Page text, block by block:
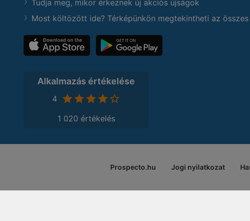
Tudja meg, mikor érkeznek új akciós újságok
Most költözött ide? Térképünkön megtekintheti az
Alkalmazás értékelése
4
1 020 értékelés
Prospecto.hu Jogi nyilatkozat